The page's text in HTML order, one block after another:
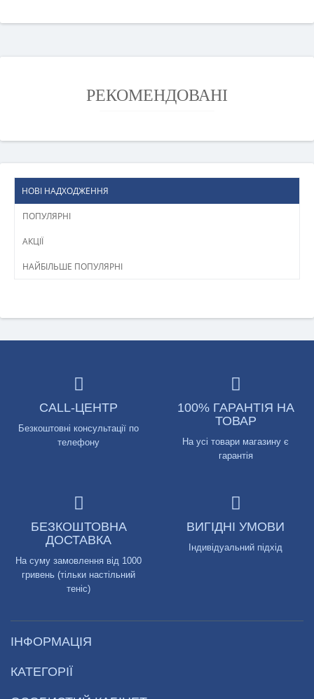
РЕКОМЕНДОВАНІ
НОВІ НАДХОДЖЕННЯ
ПОПУЛЯРНІ
АКЦІЇ
НАЙБІЛЬШЕ ПОПУЛЯРНІ
CALL-ЦЕНТР
Безкоштовні консультації по
телефону
100% ГАРАНТІЯ НА
ТОВАР
На усі товари магазину є
гарантія
БЕЗКОШТОВНА
ДОСТАВКА
На суму замовлення від 1000
гривень (тільки настільний
теніс)
ВИГІДНІ УМОВИ
Індивідуальний підхід
ІНФОРМАЦІЯ
КАТЕГОРІЇ